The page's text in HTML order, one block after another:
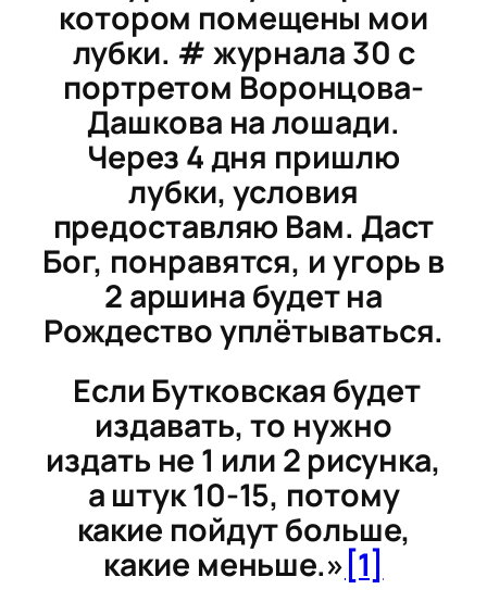
котором помещены мои
лубки. # журнала 30 с
портретом Воронцова-
Дашкова на лошади.
Через 4 дня пришлю
лубки, условия
предоставляю Вам. Даст
Бог, понравятся, и угорь в
2 аршина будет на
Рождество уплётываться.
Если Бутковская будет
издавать, то нужно
издать не 1 или 2 рисунка,
а штук 10-15, потому
какие пойдут больше,
какие меньше.» [1]